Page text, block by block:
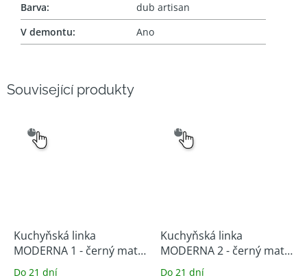
Související produkty
VÝBĚR
Kuchyňská linka
MODERNA 1 - černý mat
315 cm
Do 21 dní
VÝBĚR
Kuchyňská linka
MODERNA 2 - černý mat
180 cm
Do 21 dní
Barva:
dub artisan
V demontu: Ano